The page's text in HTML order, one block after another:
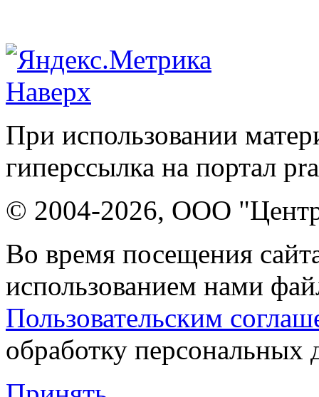
Наверх
При использовании
гиперссылка на портал
© 2004-2026, ООО "Центр
Во время посещения
использованием нами
Пользовательским
обработку персональных